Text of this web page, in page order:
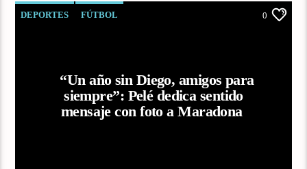
DEPORTES FÚTBOL 0
“Un año sin Diego, amigos para
siempre”: Pelé dedica sentido
mensaje con foto a Maradona